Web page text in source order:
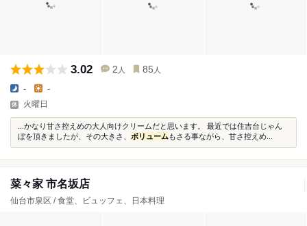
3.02 2 人 85 人
- -
火曜日
...かなり甘さ控えめの大人向けクリームだと思います。 最近では住吉台じゃん
ぼを頂きましたが、その大きさ、 ボリューム もさる事ながら、甘さ控えめ...
菜々家 市名坂店
仙台市泉区 / 食堂、ビュッフェ、日本料理